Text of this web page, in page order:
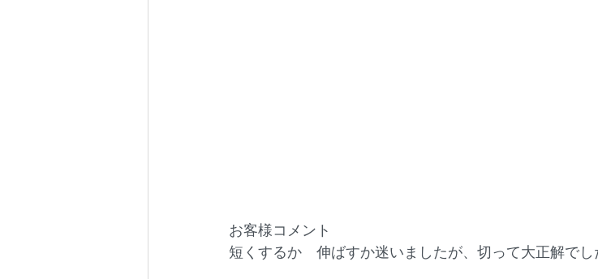
お客様コメント
短くするか　伸ばすか迷いましたが、切って大正解でし